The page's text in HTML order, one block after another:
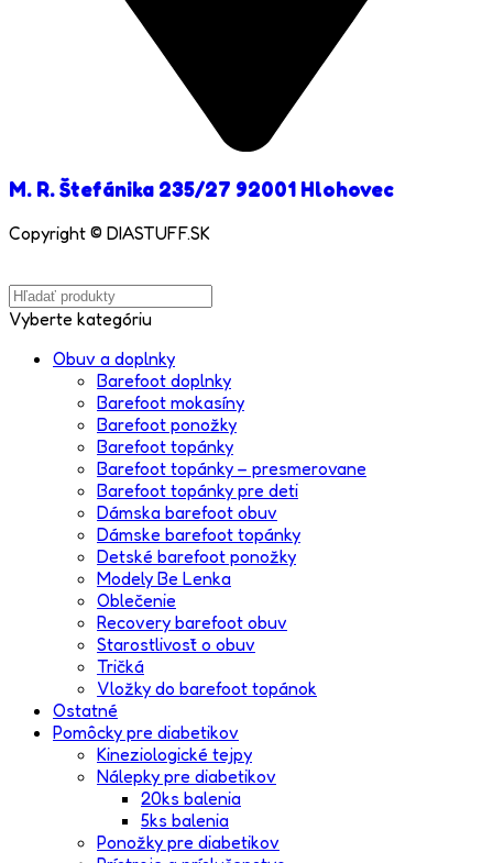
M. R. Štefánika 235/27 92001 Hlohovec
Copyright © DIASTUFF.SK
Vyberte kategóriu
Obuv a doplnky
Barefoot doplnky
Barefoot mokasíny
Barefoot ponožky
Barefoot topánky
Barefoot topánky – presmerovane
Barefoot topánky pre deti
Dámska barefoot obuv
Dámske barefoot topánky
Detské barefoot ponožky
Modely Be Lenka
Oblečenie
Recovery barefoot obuv
Starostlivosť o obuv
Tričká
Vložky do barefoot topánok
Ostatné
Pomôcky pre diabetikov
Kineziologické tejpy
Nálepky pre diabetikov
20ks balenia
5ks balenia
Ponožky pre diabetikov